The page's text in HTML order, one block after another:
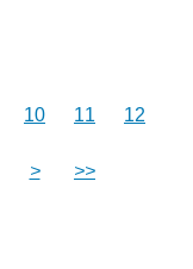
10 11 12
> >>